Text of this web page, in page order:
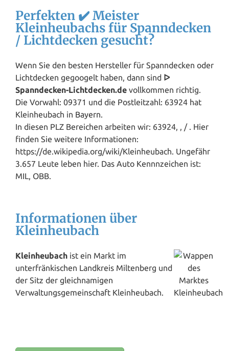
Perfekten ✔️ Meister
Kleinheubachs für Spanndecken
/ Lichtdecken gesucht?
Wenn Sie den besten Hersteller für Spanndecken oder
Lichtdecken gegoogelt haben, dann sind ᐅ
Spanndecken-Lichtdecken.de vollkommen richtig.
Die Vorwahl: 09371 und die Postleitzahl: 63924 hat
Kleinheubach in Bayern.
In diesen PLZ Bereichen arbeiten wir: 63924, , / . Hier
finden Sie weitere Informationen:
https://de.wikipedia.org/wiki/Kleinheubach. Ungefähr
3.657 Leute leben hier. Das Auto Kennnzeichen ist:
MIL, OBB.
Informationen über
Kleinheubach
Kleinheubach ist ein Markt im
unterfränkischen Landkreis Miltenberg und
der Sitz der gleichnamigen
Verwaltungsgemeinschaft Kleinheubach.